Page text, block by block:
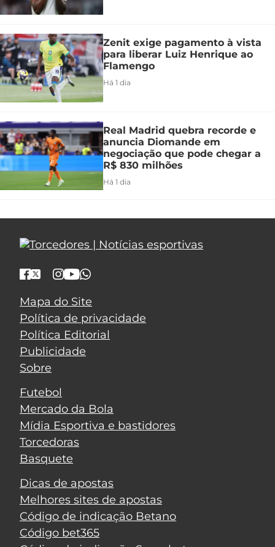
Zenit exige pagamento à vista
para liberar Luiz Henrique ao
Flamengo
Há 1 dia
Real Madrid quebra recorde e
anuncia Diomande em
negociação que pode chegar a
R$ 830 milhões
Há 1 dia
Mapa do Site
Política de privacidade
Política Editorial
Publicidade
Sobre
Futebol
Mercado da Bola
Mídia Esportiva e bastidores
Torcedoras
Basquete
Dicas de apostas
Melhores sites de apostas
Código de indicação Betano
Código bet365